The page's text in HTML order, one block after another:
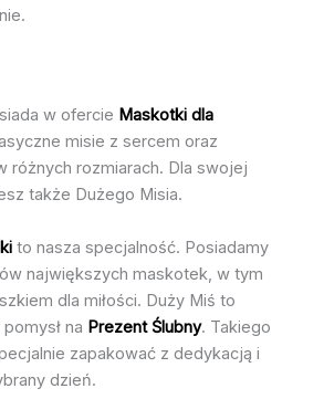
w ofercie Maskotki dla
misie z sercem oraz
różnych rozmiarach. Dla swojej
także Dużego Misia.
to nasza specjalność. Posiadamy
największych maskotek, w tym
dla miłości. Duży Miś to
na Prezent Ślubny. Takiego
zapakować z dedykacją i
dzień.